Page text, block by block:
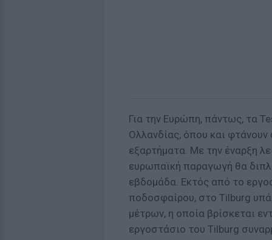
Για την Ευρώπη, πάντως, τα
Ολλανδίας, όπου και
εξαρτήματα. Με την έναρξη
ευρωπαϊκή παραγωγή θα
εβδομάδα. Εκτός από το
ποδοσφαίρου, στο Tilburg
μέτρων, η οποία βρίσκεται
εργοστάσιο του Tilburg